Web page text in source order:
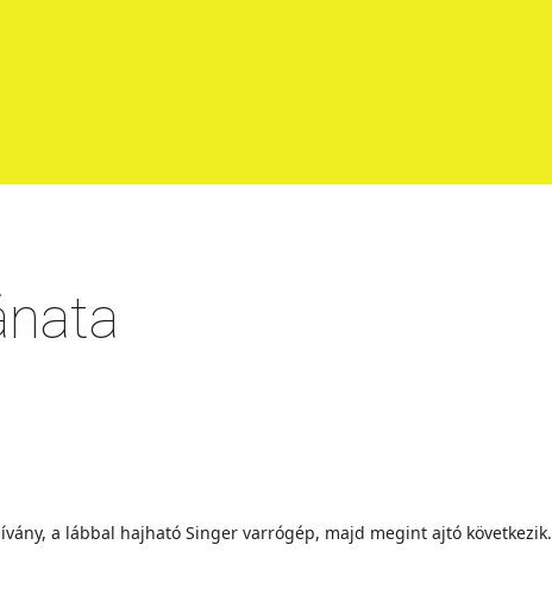
a lábbal hajható Singer varrógép, majd megint ajtó következik.